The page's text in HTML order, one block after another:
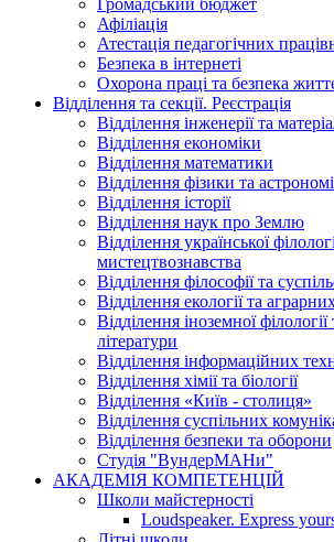
Громадський бюджет
Афіліація
Атестація педагогічних
Безпека в інтернеті
Охорона праці та безпека
Відділення та секції. Реєстрація
Відділення інженерії та
Відділення економіки
Відділення математики
Відділення фізики та
Відділення історії
Відділення наук про Землю
Відділення української
мистецтвознавства
Відділення філософії та
Відділення екології та
Відділення іноземної філології
літератури
Відділення інформаційних
Відділення хімії та біології
Відділення «Київ - столиця»
Відділення суспільних
Відділення безпеки та оборони
Студія "ВундерМАНи"
АКАДЕМІЯ КОМПЕТЕНЦІЙ
Школи майстерності
Loudspeaker. Express